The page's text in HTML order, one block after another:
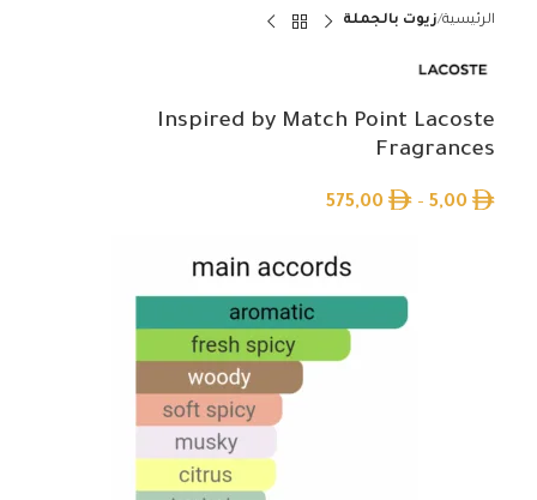
الرئيسية زيوت بالجملة
Inspired by Match Point Lacoste
Fragrances
5,00
–
575,00